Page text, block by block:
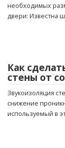
необходимых
двери: Известна
Как
стены от
Звукоизоляция
снижение
используемый в